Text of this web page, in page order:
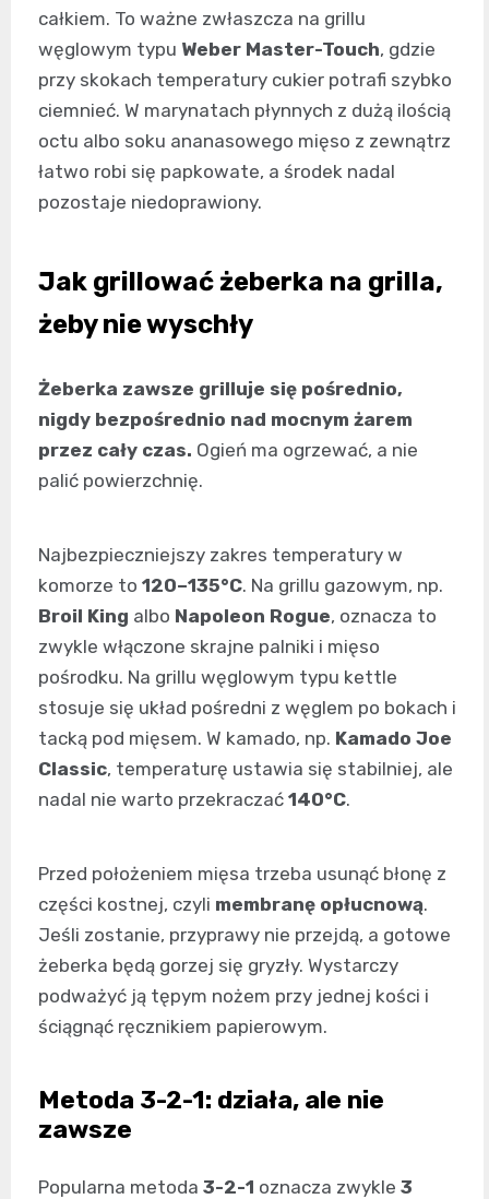
całkiem. To ważne zwłaszcza na grillu
węglowym typu Weber Master-Touch, gdzie
przy skokach temperatury cukier potrafi szybko
ciemnieć. W marynatach płynnych z dużą ilością
octu albo soku ananasowego mięso z zewnątrz
łatwo robi się papkowate, a środek nadal
pozostaje niedoprawiony.
Jak grillować żeberka na grilla,
żeby nie wyschły
Żeberka zawsze grilluje się pośrednio,
nigdy bezpośrednio nad mocnym żarem
przez cały czas. Ogień ma ogrzewać, a nie
palić powierzchnię.
Najbezpieczniejszy zakres temperatury w
komorze to 120–135°C. Na grillu gazowym, np.
Broil King albo Napoleon Rogue, oznacza to
zwykle włączone skrajne palniki i mięso
pośrodku. Na grillu węglowym typu kettle
stosuje się układ pośredni z węglem po bokach i
tacką pod mięsem. W kamado, np. Kamado Joe
Classic, temperaturę ustawia się stabilniej, ale
nadal nie warto przekraczać 140°C.
Przed położeniem mięsa trzeba usunąć błonę z
części kostnej, czyli membranę opłucnową.
Jeśli zostanie, przyprawy nie przejdą, a gotowe
żeberka będą gorzej się gryzły. Wystarczy
podważyć ją tępym nożem przy jednej kości i
ściągnąć ręcznikiem papierowym.
Metoda 3-2-1: działa, ale nie
zawsze
Popularna metoda 3-2-1 oznacza zwykle 3